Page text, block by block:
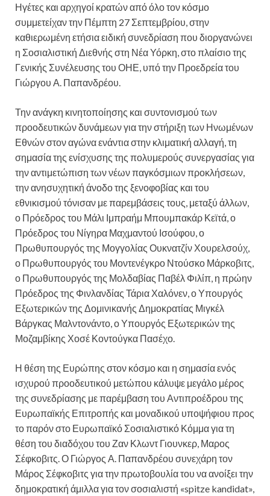
Ηγέτες και αρχηγοί κρατών από όλο τον κόσμο
συμμετείχαν την Πέμπτη 27 Σεπτεμβρίου, στην
καθιερωμένη ετήσια ειδική συνεδρίαση που διοργανώνει
η Σοσιαλιστική Διεθνής στη Νέα Υόρκη, στο πλαίσιο της
Γενικής Συνέλευσης του ΟΗΕ, υπό την Προεδρεία του
Γιώργου Α. Παπανδρέου.
Την ανάγκη κινητοποίησης και συντονισμού των
προοδευτικών δυνάμεων για την στήριξη των Ηνωμένων
Εθνών στον αγώνα ενάντια στην κλιματική αλλαγή, τη
σημασία της ενίσχυσης της πολυμερούς συνεργασίας για
την αντιμετώπιση των νέων παγκόσμιων προκλήσεων,
την ανησυχητική άνοδο της ξενοφοβίας και του
εθνικισμού τόνισαν με παρεμβάσεις τους, μεταξύ άλλων,
ο Πρόεδρος του Μάλι Ιμπραήμ Μπουμπακάρ Κεϊτά, ο
Πρόεδρος του Νίγηρα Μαχμαντού Ισούφου, ο
Πρωθυπουργός της Μογγολίας Ουκνατζίν Χουρελσούχ,
ο Πρωθυπουργός του Μοντενέγκρο Ντούσκο Μάρκοβιτς,
ο Πρωθυπουργός της Μολδαβίας Παβέλ Φιλίπ, η πρώην
Πρόεδρος της Φινλανδίας Τάρια Χαλόνεν, ο Υπουργός
Εξωτερικών της Δομινικανής Δημοκρατίας Μιγκέλ
Βάργκας Μαλντονάντο, ο Υπουργός Εξωτερικών της
Μοζαμβίκης Χοσέ Κοντούγκα Πασέχο.
Η θέση της Ευρώπης στον κόσμο και η σημασία ενός
ισχυρού προοδευτικού μετώπου κάλυψε μεγάλο μέρος
της συνεδρίασης με παρέμβαση του Αντιπροέδρου της
Ευρωπαϊκής Επιτροπής και μοναδικού υποψήφιου προς
το παρόν στο Ευρωπαϊκό Σοσιαλιστικό Κόμμα για τη
θέση του διαδόχου του Ζαν Κλωντ Γιουνκερ, Μαρος
Σέφκοβιτς. Ο Γιώργος Α. Παπανδρέου συνεχάρη τον
Μάρος Σέφκοβιτς για την πρωτοβουλία του να ανοίξει την
δημοκρατική άμιλλα για τον σοσιαλιστή «spitze kandidat»,